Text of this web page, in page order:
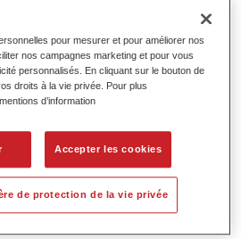
reverni utilisant la base mate
supérieure Permacron Prélaque.
universelle sur toutes les
et véhicules commerciaux.
facile et sûre.
teintes permet de réaliser toutes
et précision.
les Vernis MS Permacron.
pour mesurer et pour améliorer nos
nos campagnes marketing et pour vous
personnalisés. En cliquant sur le bouton de
droits à la vie privée. Pour plus
d’information
Accepter les cookies
de protection de la vie privée